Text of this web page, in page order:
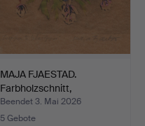
MAJA FJAESTAD.
Farbholzschnitt,
Handdruck,…
Beendet 3. Mai 2026
5 Gebote